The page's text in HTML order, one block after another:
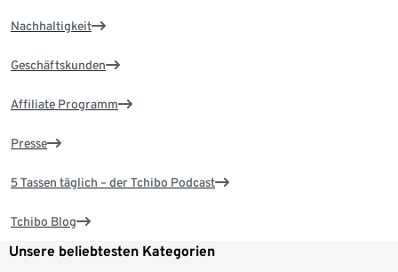
Nachhaltigkeit
Geschäftskunden
Affiliate Programm
Presse
5 Tassen täglich – der Tchibo Podcast
Tchibo Blog
Unsere beliebtesten Kategorien